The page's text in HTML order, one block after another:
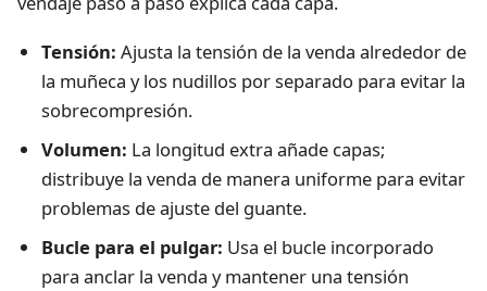
Tensión: Ajusta la tensión de la venda alrededor de
la muñeca y los nudillos por separado para evitar la
sobrecompresión.
Volumen: La longitud extra añade capas;
distribuye la venda de manera uniforme para evitar
problemas de ajuste del guante.
Bucle para el pulgar: Usa el bucle incorporado
para anclar la venda y mantener una tensión